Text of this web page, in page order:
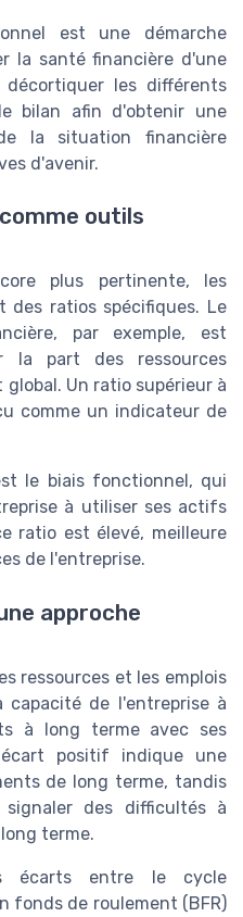
est une démarche
la santé financière d'une
les différents
bilan afin d'obtenir une
la situation financière
d'avenir.
outils
plus pertinente, les
des ratios spécifiques. Le
par exemple, est
la part des ressources
Un ratio supérieur à
comme un indicateur de
le biais fonctionnel, qui
à utiliser ses actifs
ratio est élevé, meilleure
de l'entreprise.
approche
ressources et les emplois
capacité de l'entreprise à
à long terme avec ses
écart positif indique une
de long terme, tandis
des difficultés à
terme.
écarts entre le cycle
fonds de roulement (BFR)